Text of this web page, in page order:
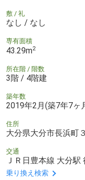
敷 / 礼
なし / なし
専有面積
43.29m2
所在階 / 階数
3階 / 4階建
築年数
2019年2月(築7年7ヶ
住所
大分県大分市長浜町
交通
ＪＲ日豊本線 大分駅
乗り換え検索